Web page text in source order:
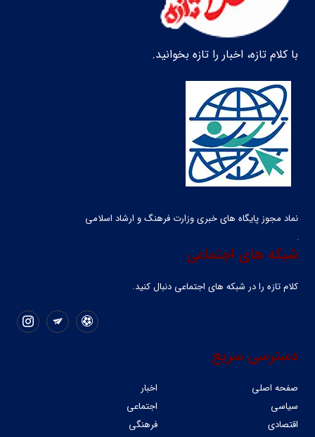
با کلام تازه، اخبار را تازه بخوانید.
نماد مجوز پایگاه های خبری وزارت فرهنگ و ارشاد اسلامی
شبکه های اجتماعی
کلام تازه را در شبکه ‌های اجتماعی دنبال کنید.
دسترسی سریع
صفحه اصلی
اخبار
سیاسی
اجتماعی
اقتصادی
فرهنگی